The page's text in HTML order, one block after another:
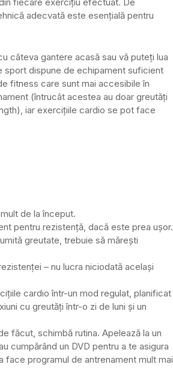
adecvată este esențială pentru
câteva gantere acasă sau vă puteți lua
sport dispune de echipament suficient
fitness care sunt mai accesibile în
(întrucât acestea au doar greutăți
iar exercițiile cardio se pot face
de la început.
pentru rezistență, dacă este prea ușor.
greutate, trebuie să mărești
– nu lucra niciodată același
cardio într-un mod regulat, planificat
cu greutăți într-o zi de luni și un
făcut, schimbă rutina. Apelează la un
cumpărând un DVD pentru a te asigura
programul de antrenament mult mai